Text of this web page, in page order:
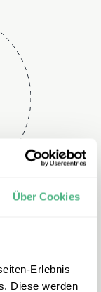
Über Cookies
Erlebnis
Diese werden